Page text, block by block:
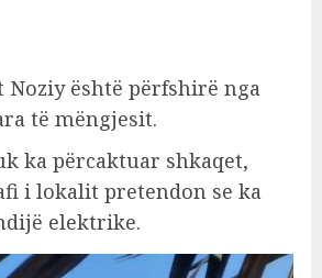
është përfshirë nga
të mëngjesit.
ka përcaktuar shkaqet,
i lokalit pretendon se ka
elektrike.